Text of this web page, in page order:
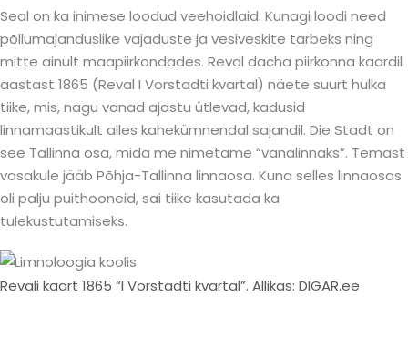
Seal on ka inimese loodud veehoidlaid. Kunagi loodi need
põllumajanduslike vajaduste ja vesiveskite tarbeks ning
mitte ainult maapiirkondades. Reval dacha piirkonna kaardil
aastast 1865 (Reval I Vorstadti kvartal) näete suurt hulka
tiike, mis, nagu vanad ajastu ütlevad, kadusid
linnamaastikult alles kahekümnendal sajandil. Die Stadt on
see Tallinna osa, mida me nimetame “vanalinnaks”. Temast
vasakule jääb Põhja-Tallinna linnaosa. Kuna selles linnaosas
oli palju puithooneid, sai tiike kasutada ka
tulekustutamiseks.
Revali kaart 1865 “I Vorstadti kvartal”. Allikas: DIGAR.ee